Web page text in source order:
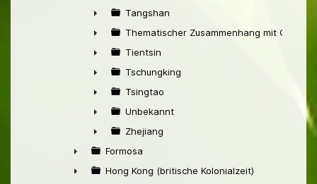
►
►
Tangshan
►
Thematischer Zusammenhang mit China
►
Tientsin
►
Tschungking
►
Tsingtao
►
Unbekannt
►
Zhejiang
►
Formosa
Hong Kong (britische Kolonialzeit)